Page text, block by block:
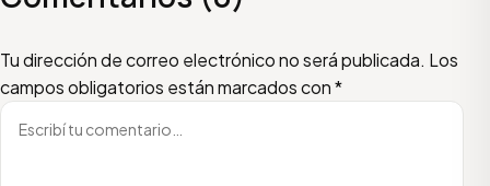
Tu dirección de correo electrónico no será publicada. Los
campos obligatorios están marcados con*
Escribí tu comentario
Nombre
Email